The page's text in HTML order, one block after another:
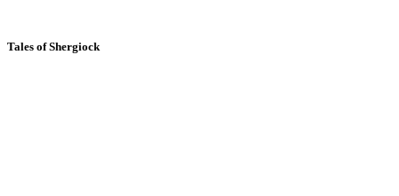
Tales of Shergiock